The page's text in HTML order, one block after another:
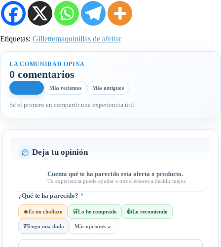
Etiquetas: Gillettemaquinillas de afeitar
LA COMUNIDAD OPINA
0 comentarios
Más recientes Más antiguos
Sé el primero en compartir una experiencia útil.
Deja tu opinión
Cuenta qué te ha parecido esta oferta o producto.
Tu experiencia puede ayudar a otros lectores a decidir mejor.
¿Qué te ha parecido? *
🔥Es un chollazo 🛒Lo he comprado 👍Lo recomiendo
❓Tengo una duda Más opciones ⌄